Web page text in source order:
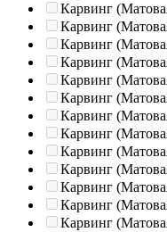
Карвинг
Карвинг
Карвинг
Карвинг
Карвинг
Карвинг
Карвинг
Карвинг
Карвинг
Карвинг
Карвинг
Карвинг
Карвинг